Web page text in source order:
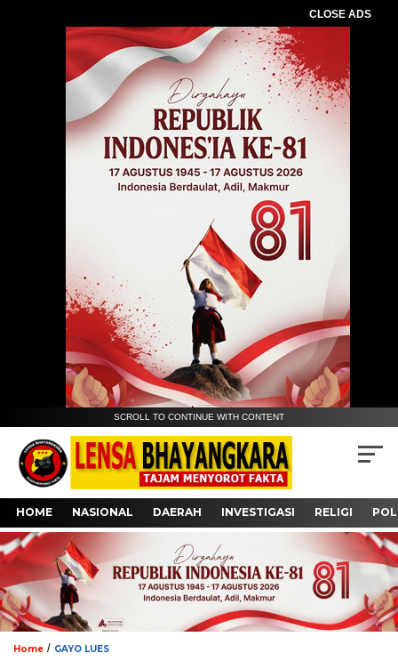
CLOSE ADS
SCROLL TO CONTINUE WITH CONTENT
HOME NASIONAL DAERAH INVESTIGASI RELIGI
Home / GAYO LUES